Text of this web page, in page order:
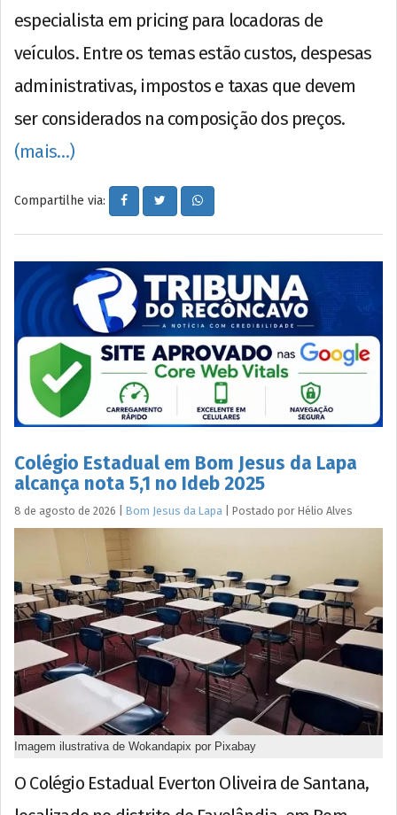
especialista em pricing para locadoras de
veículos. Entre os temas estão custos, despesas
administrativas, impostos e taxas que devem
ser considerados na composição dos preços.
(mais…)
Compartilhe via:
Colégio Estadual em Bom Jesus da Lapa
alcança nota 5,1 no Ideb 2025
8 de agosto de 2026 Bom Jesus da Lapa Postado por Hélio Alves
Imagem ilustrativa de Wokandapix por Pixabay
O Colégio Estadual Everton Oliveira de Santana,